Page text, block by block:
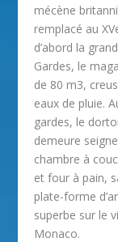
mécène
remplacé au
d’abord la
Gardes, le
de 80 m3,
eaux de pluie.
gardes, le
demeure
chambre à
et four à pain,
plate-forme
superbe sur le
Monaco.